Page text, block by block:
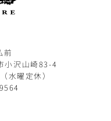
前
小沢山崎83-4
水曜定休）